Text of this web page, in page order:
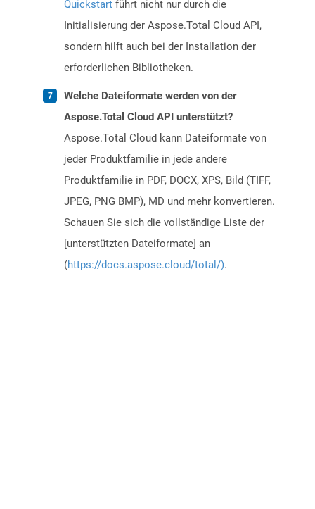
Quickstart führt nicht nur durch die
Initialisierung der Aspose.Total Cloud API,
sondern hilft auch bei der Installation der
erforderlichen Bibliotheken.
Welche Dateiformate werden von der
Aspose.Total Cloud API unterstützt?
Aspose.Total Cloud kann Dateiformate von
jeder Produktfamilie in jede andere
Produktfamilie in PDF, DOCX, XPS, Bild (TIFF,
JPEG, PNG BMP), MD und mehr konvertieren.
Schauen Sie sich die vollständige Liste der
[unterstützten Dateiformate] an
(https://docs.aspose.cloud/total/).